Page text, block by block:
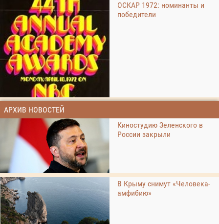
ОСКАР 1972: номинанты и
победители
АРХИВ НОВОСТЕЙ
Киностудию Зеленского в
России закрыли
В Крыму снимут «Человека-
амфибию»